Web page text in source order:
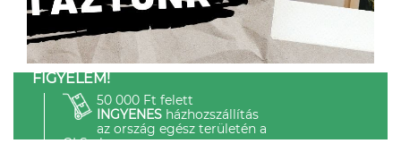
FIGYELEM!
50 000 Ft felett
INGYENESházhozszállítás
az ország egész területén a
GLS-el.